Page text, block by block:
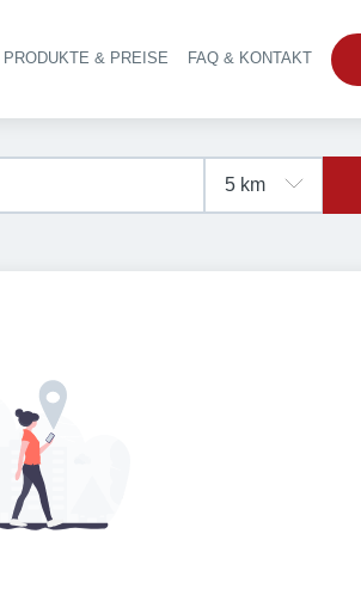
Haupt-Navigation
PRODUKTE & PREISE FAQ & KONTAKT